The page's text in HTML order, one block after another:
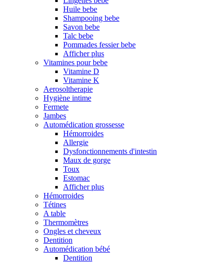
Huile bebe
Shampooing bebe
Savon bebe
Talc bebe
Pommades fessier bebe
Afficher plus
Vitamines pour bebe
Vitamine D
Vitamine K
Aerosoltherapie
Hygiène intime
Fermete
Jambes
Automédication grossesse
Hémorroides
Allergie
Dysfonctionnements d'intestin
Maux de gorge
Toux
Estomac
Afficher plus
Hémorroides
Tétines
A table
Thermomètres
Ongles et cheveux
Dentition
Automédication bébé
Dentition